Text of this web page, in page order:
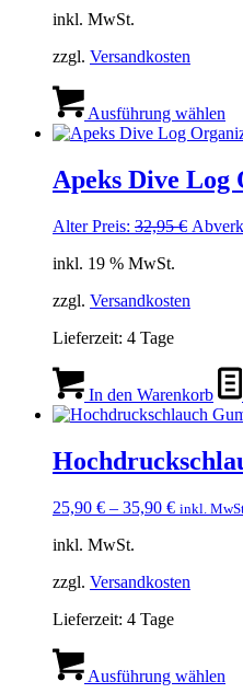
inkl. MwSt.
zzgl. Versandkosten
Ausführung wählen
Apeks Dive Log
Alter Preis: 32,95€
inkl. 19 % MwSt.
zzgl. Versandkosten
Lieferzeit: 4 Tage
In den Warenkorb
25,90 € – 35,90 € inkl.
inkl. MwSt.
zzgl. Versandkosten
Lieferzeit: 4 Tage
Ausführung wählen